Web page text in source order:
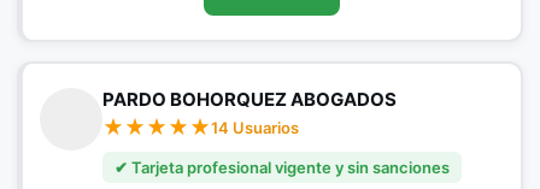
PARDO BOHORQUEZ ABOGADOS
14 Usuarios
✔ Tarjeta profesional vigente y sin sanciones